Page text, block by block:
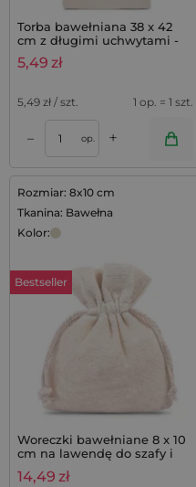
Torba bawełniana 38 x 42
cm z długimi uchwytami -
kolor naturalny
5,49 zł
5,49 zł / szt. 1 op. = 1 szt.
– op. +
Rozmiar: 8x10 cm
Tkanina: Bawełna
Kolor:
Bestseller
Woreczki bawełniane 8 x 10
cm na lawendę do szafy i
szuflad - 10 szt.
14,49 zł